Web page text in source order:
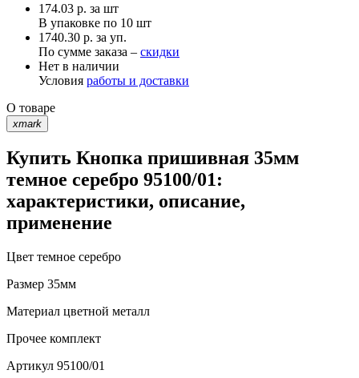
174.03 р. за шт
В упаковке по 10 шт
1740.30 р. за уп.
По сумме заказа – скидки
Нет в наличии
Условия работы и доставки
О товаре
xmark
Купить Кнопка пришивная 35мм
темное серебро 95100/01:
характеристики, описание,
применение
Цвет темное серебро
Размер 35мм
Материал цветной металл
Прочее комплект
Артикул 95100/01